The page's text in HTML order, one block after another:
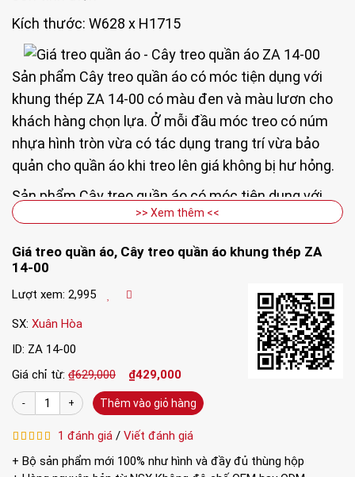
Kích thước: W628 x H1715
Sản phẩm Cây treo quần áo có móc tiện dụng với
khung thép ZA 14-00 có màu đen và màu lươn cho
khách hàng chọn lựa. Ở mỗi đầu móc treo có núm
nhựa hình tròn vừa có tác dụng trang trí vừa bảo
quản cho quần áo khi treo lên giá không bị hư hỏng.
Sản phẩm Cây treo quần áo có móc tiện dụng với
khung thép ZA 14-00 có trọng lượng nhẹ và nhỏ
mong muốn.
Tháo ráp tiện dụng Với các món đồ lặt vặt, thay vì
để tạm khắp nơi trong nhà và đôi khi quên mất
hoặc treo dàn trải trên các mảng tường, hãy chọn
giải pháp tiết kiệm không gian hơn với giá treo đồ
dáng đứng. Cây treo quần áo có móc tiện dụng với
khung thép ZA 14-00 được thiết kế đẹp mắt không
chỉ là nơi để bạn tập trung mọi vật dụng như cà
hay ho cho góc phòng thêm sinh động.
>> Xem thêm <<
Giá treo quần áo, Cây treo quần áo khung thép ZA
14-00
Lượt xem: 2,995
SX: Xuân Hòa
ID: ZA 14-00
Giá chỉ từ: ₫629,000 ₫429,000
Thêm vào giỏ hàng
1 đánh giá / Viết đánh giá
+ Bộ sản phẩm mới 100% như hình và đầy đủ thùng hộp